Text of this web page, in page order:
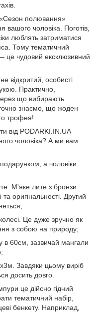
«Сезон полювання»
вашого чоловіка. Поготів,
люблять затриматися
Тому тематичний
це чудовий ексклюзивний
відкритий, особисті
Практично,
що вибирають
знаємо, що жоден
трофея!
від PODARKI.IN.UA
чоловіка? А ми вам
а чоловіки
М'яке лите з бронзи.
оригінальності. Другий
Це дуже зручно як
з собою на природу;
60см, зазвичай мангали
Завдяки цьому виріб
досить довго.
це дійсно гідний
тематичний набір,
бенкету. Наприклад,